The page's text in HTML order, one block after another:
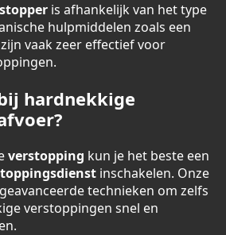
is afhankelijk van het type
hulpmiddelen zoals een
zijn vaak zeer effectief voor
hardnekkige
verstopping kun je het beste een
inschakelen. Onze
technieken om zelfs
verstoppingen snel en